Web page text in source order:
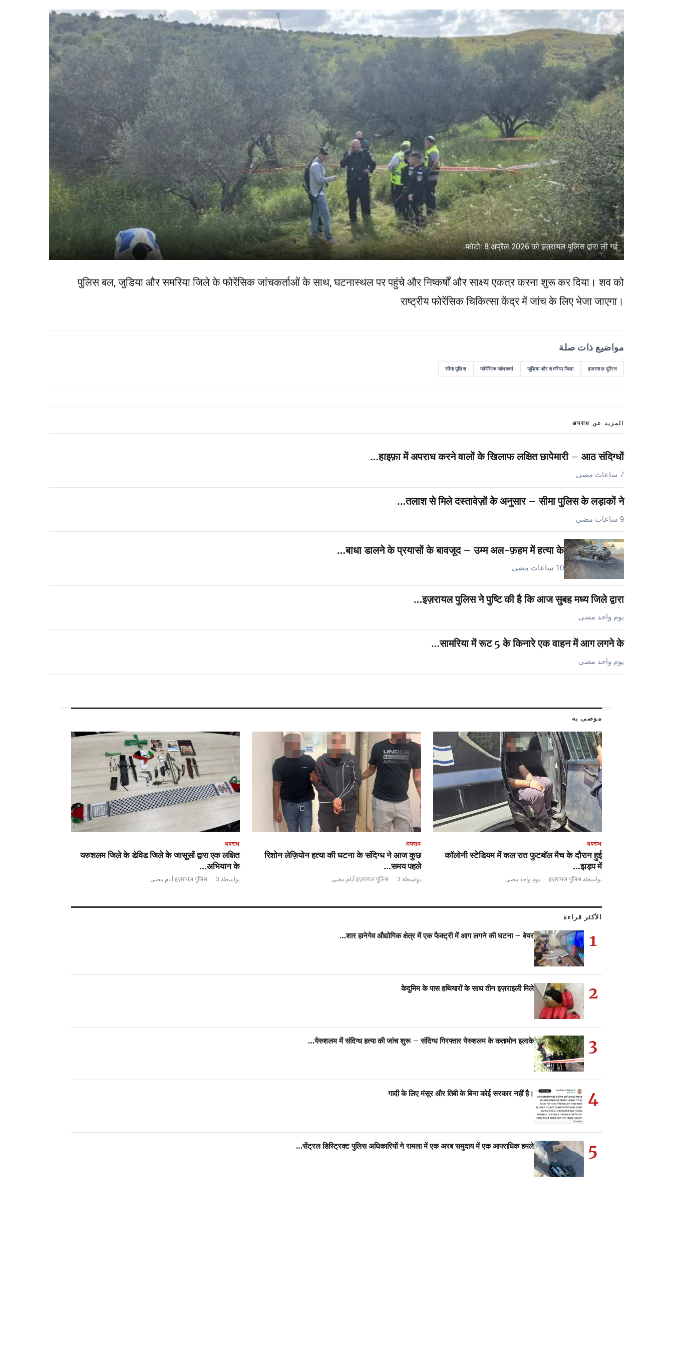
फोटो: 8 अप्रैल 2026 को इज़रायल पुलिस द्वारा ली गई
पुलिस बल, जुडिया और समरिया जिले के फोरेंसिक जांचकर्ताओं के साथ, घटनास्थल पर पहुंचे और निष्कर्षों और साक्ष्य एकत्र करना शुरू कर दिया। शव को
राष्ट्रीय फोरेंसिक चिकित्सा केंद्र में जांच के लिए भेजा जाएगा।
مواضيع ذات صلة
इज़रायल पुलिस
जुडिया और समरिया जिला
फोरेंसिक जांचकर्ता
सीमा पुलिस
المزيد عن अपराध
हाइफ़ा में अपराध करने वालों के खिलाफ लक्षित छापेमारी – आठ संदिग्धों…
7 ساعات مضى
तलाश से मिले दस्तावेज़ों के अनुसार – सीमा पुलिस के लड़ाकों ने…
9 ساعات مضى
बाधा डालने के प्रयासों के बावजूद – उम्म अल-फ़हम में हत्या के…
10 ساعات مضى
इज़रायल पुलिस ने पुष्टि की है कि आज सुबह मध्य जिले द्वारा…
يوم واحد مضى
सामरिया में रूट 5 के किनारे एक वाहन में आग लगने के…
يوم واحد مضى
موصى به
अपराध
कॉलोनी स्टेडियम में कल रात फुटबॉल मैच के दौरान हुई
झड़प में…
بواسطة इज़रायल पुलिस · يوم واحد مضى
अपराध
रिशोन लेज़ियोन हत्या की घटना के संदिग्ध ने आज कुछ
समय पहले…
بواسطة इज़रायल पुलिस · 3 أيام مضى
अपराध
यरुशलम जिले के डेविड जिले के जासूसों द्वारा एक लक्षित
अभियान के…
بواسطة इज़रायल पुलिस · 3 أيام مضى
الأكثر قراءة
1
शार हानेगेव औद्योगिक क्षेत्र में एक फैक्ट्री में आग लगने की घटना – बेयर…
2
केदुमिम के पास हथियारों के साथ तीन इज़राइली मिले
3
येरुशलम में संदिग्ध हत्या की जांच शुरू – संदिग्ध गिरफ्तार येरुशलम के कतामोन इलाके…
4
गादी के लिए मंसूर और तिबी के बिना कोई सरकार नहीं है।
5
सेंट्रल डिस्ट्रिक्ट पुलिस अधिकारियों ने रामला में एक अरब समुदाय में एक आपराधिक हमले…